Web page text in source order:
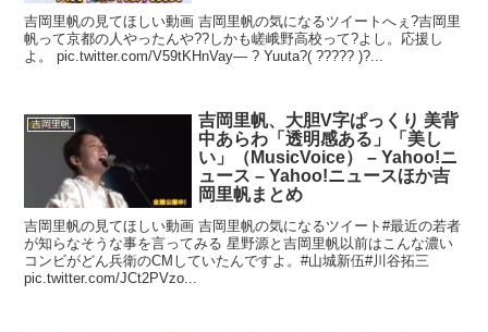
吉岡里帆の見てほしい動画 吉岡里帆の気になるツイートへぇ?吉岡里
帆って京都の人やったんや??しかも嵯峨野高校って?よし。応援し
よ。 pic.twitter.com/V59tKHnVay— ? Yuuta?( ????? )?...
吉岡里帆
吉岡里帆、大胆V字ぱっくり 美背
中あらわ「透明感ある」「美し
い」（MusicVoice） – Yahoo!ニ
ュース – Yahoo!ニュースほか吉
岡里帆まとめ
吉岡里帆の見てほしい動画 吉岡里帆の気になるツイート#最近の若者
が知らなそうな事を言ってみる 星野源と吉岡里帆以前はこんな濃い
コンビがどん兵衛のCMしていたんですよ。#山城新伍#川谷拓三
pic.twitter.com/JCt2PVzo...